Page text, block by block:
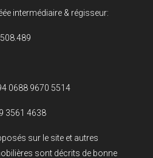
intermédiaire & régisseur:
0688 9670 5514
3561 4638
sur le site et autres
sont décrits de bonne